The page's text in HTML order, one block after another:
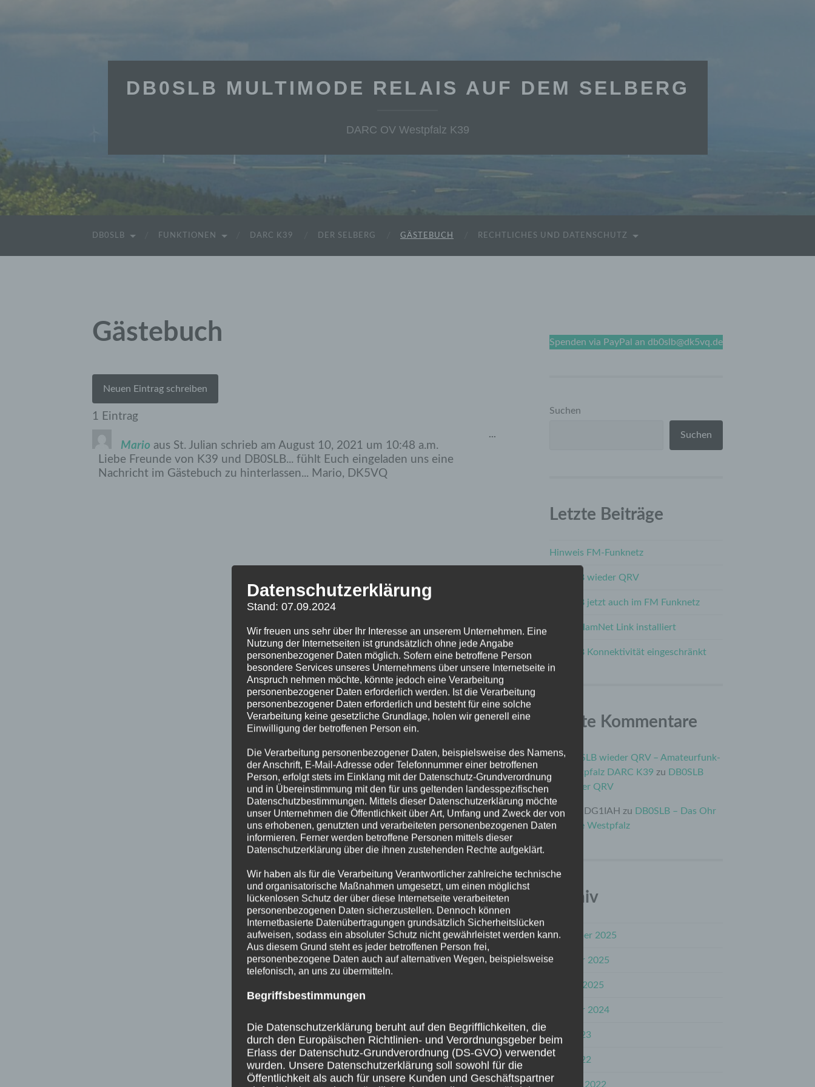
DB0SLB MULTIMODE RELAIS AUF DEM SELBERG
DARC OV Westpfalz K39
DB0SLB FUNKTIONEN DARC K39 DER SELBERG GÄSTEBUCH RECHTLICHES UND DATENSCHUTZ
Gästebuch
1 Eintrag
Mario aus St. Julian schrieb am August 10, 2021 um 10:48 a.m.
Liebe Freunde von K39 und DB0SLB... fühlt Euch eingeladen uns eine
Nachricht im Gästebuch zu hinterlassen... Mario, DK5VQ
...
Spenden via PayPal an db0slb@dk5vq.de
Suchen
Suchen
Letzte Beiträge
Hinweis FM-Funknetz
DB0SLB wieder QRV
DB0SLB jetzt auch im FM Funknetz
Neuer HamNet Link installiert
DB0SLB Konnektivität eingeschränkt
Letzte Kommentare
DB0SLB wieder QRV – Amateurfunk-
Westpfalz DARC K39 zu DB0SLB
wieder QRV
Uwe DG1IAH zu DB0SLB – Das Ohr
in die Westpfalz
Archiv
Dezember 2025
Oktober 2025
August 2025
Oktober 2024
Juni 2023
Juni 2022
Februar 2022
Datenschutzerklärung
Stand: 07.09.2024
Wir freuen uns sehr über Ihr Interesse an unserem Unternehmen. Eine
Nutzung der Internetseiten ist grundsätzlich ohne jede Angabe
personenbezogener Daten möglich. Sofern eine betroffene Person
besondere Services unseres Unternehmens über unsere Internetseite in
Anspruch nehmen möchte, könnte jedoch eine Verarbeitung
personenbezogener Daten erforderlich werden. Ist die Verarbeitung
personenbezogener Daten erforderlich und besteht für eine solche
Verarbeitung keine gesetzliche Grundlage, holen wir generell eine
Einwilligung der betroffenen Person ein.
Die Verarbeitung personenbezogener Daten, beispielsweise des Namens,
der Anschrift, E-Mail-Adresse oder Telefonnummer einer betroffenen
Person, erfolgt stets im Einklang mit der Datenschutz-Grundverordnung
und in Übereinstimmung mit den für uns geltenden landesspezifischen
Datenschutzbestimmungen. Mittels dieser Datenschutzerklärung möchte
unser Unternehmen die Öffentlichkeit über Art, Umfang und Zweck der von
uns erhobenen, genutzten und verarbeiteten personenbezogenen Daten
informieren. Ferner werden betroffene Personen mittels dieser
Datenschutzerklärung über die ihnen zustehenden Rechte aufgeklärt.
Wir haben als für die Verarbeitung Verantwortlicher zahlreiche technische
und organisatorische Maßnahmen umgesetzt, um einen möglichst
lückenlosen Schutz der über diese Internetseite verarbeiteten
personenbezogenen Daten sicherzustellen. Dennoch können
Internetbasierte Datenübertragungen grundsätzlich Sicherheitslücken
aufweisen, sodass ein absoluter Schutz nicht gewährleistet werden kann.
Aus diesem Grund steht es jeder betroffenen Person frei,
personenbezogene Daten auch auf alternativen Wegen, beispielsweise
telefonisch, an uns zu übermitteln.
Begriffsbestimmungen
Die Datenschutzerklärung beruht auf den Begrifflichkeiten, die
durch den Europäischen Richtlinien- und Verordnungsgeber beim
Erlass der Datenschutz-Grundverordnung (DS-GVO) verwendet
wurden. Unsere Datenschutzerklärung soll sowohl für die
Öffentlichkeit als auch für unsere Kunden und Geschäftspartner